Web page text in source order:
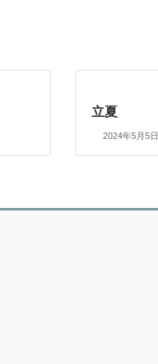
立夏
2024年5月5日